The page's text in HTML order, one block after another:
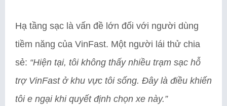
Hạ tầng sạc là vấn đề lớn đối với người dùng
tiềm năng của VinFast. Một người lái thử chia
sẻ: “Hiện tại, tôi không thấy nhiều trạm sạc hỗ
trợ VinFast ở khu vực tôi sống. Đây là điều khiến
tôi e ngại khi quyết định chọn xe này.”